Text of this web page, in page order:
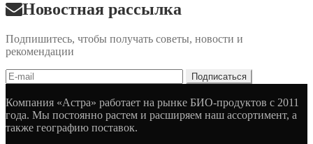
Новостная рассылка
Подпишитесь, чтобы получать советы, новости и
рекомендации
Компания «Астра» работает на рынке БИО-продуктов с 2011
года. Мы постоянно растем и расширяем наш ассортимент, а
также географию поставок.